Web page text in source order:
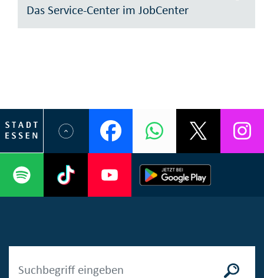
Das Service-Center im JobCenter